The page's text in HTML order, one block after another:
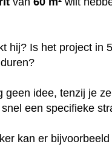
hij? Is het project in
duren?
geen idee, tenzij je
een specifieke
kan er